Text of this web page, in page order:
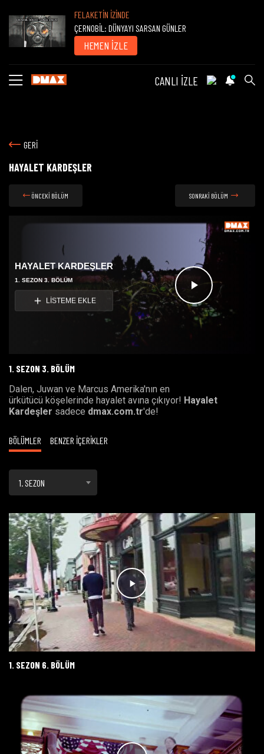
FELAKETİN İZİNDE
ÇERNOBİL: DÜNYAYI SARSAN GÜNLER
HEMEN İZLE
CANLI İZLE
GERİ
HAYALET KARDEŞLER
ÖNCEKİ BÖLÜM SONRAKİ BÖLÜM
Videoyu
HAYALET KARDEŞLER
1. SEZON 3. BÖLÜM
LİSTEME EKLE
1. SEZON 3. BÖLÜM
Dalen, Juwan ve Marcus Amerika'nın en
ürkütücü köşelerinde hayalet avına çıkıyor! Hayalet
Kardeşler sadece dmax.com.tr'de!
BÖLÜMLER BENZER İÇERİKLER
1. SEZON
1. SEZON 6. BÖLÜM